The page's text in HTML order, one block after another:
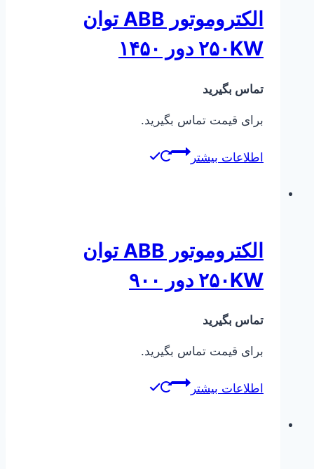
الکتروموتور ABB توان
۲۵۰KW دور ۱۴۵۰
تماس بگیرید
برای قیمت تماس بگیرید.
اطلاعات بیشتر
الکتروموتور ABB توان
۲۵۰KW دور ۹۰۰
تماس بگیرید
برای قیمت تماس بگیرید.
اطلاعات بیشتر